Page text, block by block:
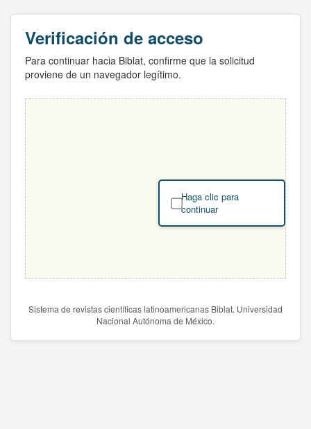
Verificación de acceso
Para continuar hacia Biblat, confirme que la solicitud
proviene de un navegador legítimo.
Haga clic para
continuar
Sistema de revistas científicas latinoamericanas Biblat. Universidad
Nacional Autónoma de México.